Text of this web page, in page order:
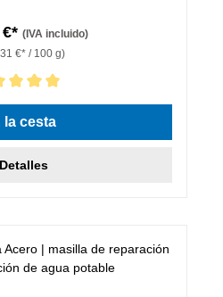
(IVA incluido)
€* / 100 g)
5 de 5 estrellas
la cesta
Detalles